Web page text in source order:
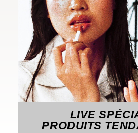
LIVE
PRODUITS